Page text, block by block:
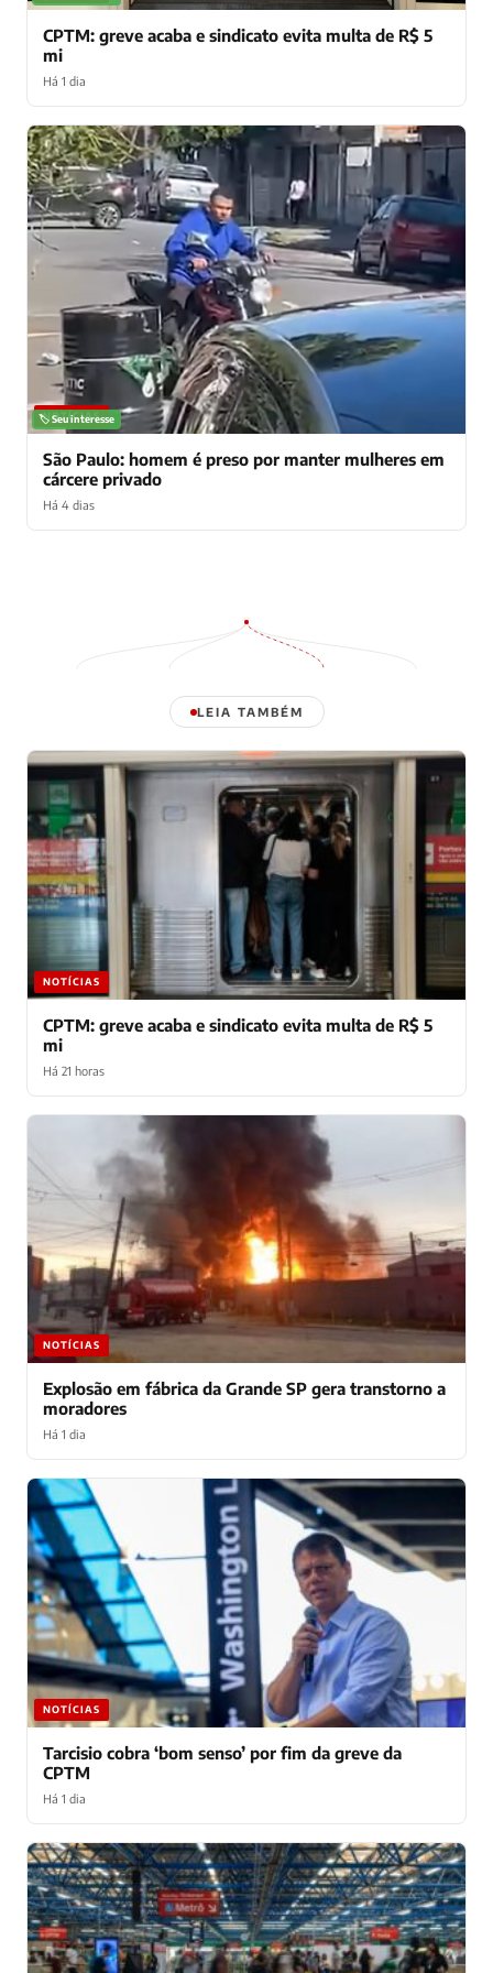
CPTM: greve acaba e sindicato evita multa de R$ 5
mi
Há 1 dia
NOTÍCIAS
🏷️ Seu interesse
São Paulo: homem é preso por manter mulheres em
cárcere privado
Há 4 dias
LEIA TAMBÉM
NOTÍCIAS
CPTM: greve acaba e sindicato evita multa de R$ 5
mi
Há 21 horas
NOTÍCIAS
Explosão em fábrica da Grande SP gera transtorno a
moradores
Há 1 dia
NOTÍCIAS
Tarcisio cobra ‘bom senso’ por fim da greve da
CPTM
Há 1 dia